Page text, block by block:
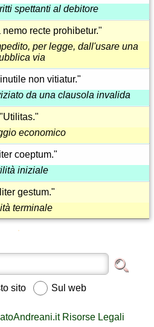
spettanti al debitore
recte prohibetur."
per legge, dall'usare una
via
non vitiatur."
da una clausola invalida
"Utilitas."
economico
coeptum."
iniziale
gestum."
terminale
sito Sul web
Risorse Legali